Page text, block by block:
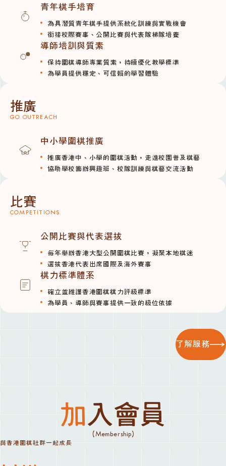
青年棋手培育
為具潛質青年棋手提供系統化訓練與實戰機會
銜接校際賽事、公開比賽與代表隊梯隊培養
導師培訓與質素
保持圍棋導師專業質素，持續優化教學標準
為學員提供穩定、可信賴的學習體驗
推廣
GO OUTREACH
中小學圍棋推廣
推廣香港中、小學的圍棋活動，走進校園普及棋藝
協助學校籌辦興趣班、校隊訓練與棋藝交流活動
比賽
COMPETITIONS
公開比賽與代表選拔
每年舉辦香港大型公開圍棋比賽，凝聚本地棋迷
選拔香港代表出席國際及海外賽事
棋力標準體系
確立並維護香港圍棋棋力評級標準
為學員、導師與賽事提供一致的級位依據
了解服務
加入會員
(Membership)
與香港圍棋社群一起成長